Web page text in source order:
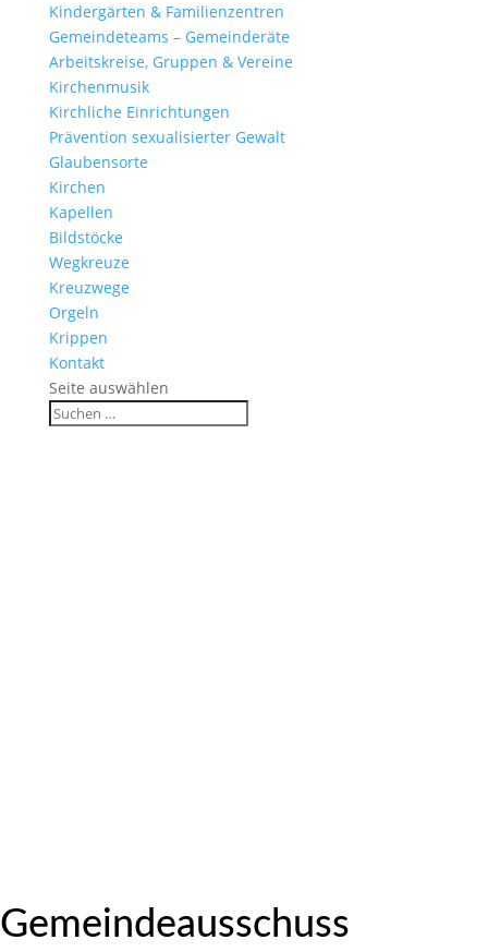
Kinder­gärten & Familienzentren
Gemein­de­teams – Gemeinderäte
Arbeits­kreise, Gruppen & Vereine
Kirchen­musik
Kirch­liche Einrichtungen
Präven­tion sexua­li­sierter Gewalt
Glau­ben­s­orte
Kirchen
Kapellen
Bild­stöcke
Wegkreuze
Kreuz­wege
Orgeln
Krippen
Kontakt
Seite auswählen
Gemein­de­aus­schuss